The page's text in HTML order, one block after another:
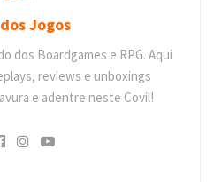
Jogos
dos Boardgames e RPG. Aqui
reviews e unboxings
e adentre neste Covil!